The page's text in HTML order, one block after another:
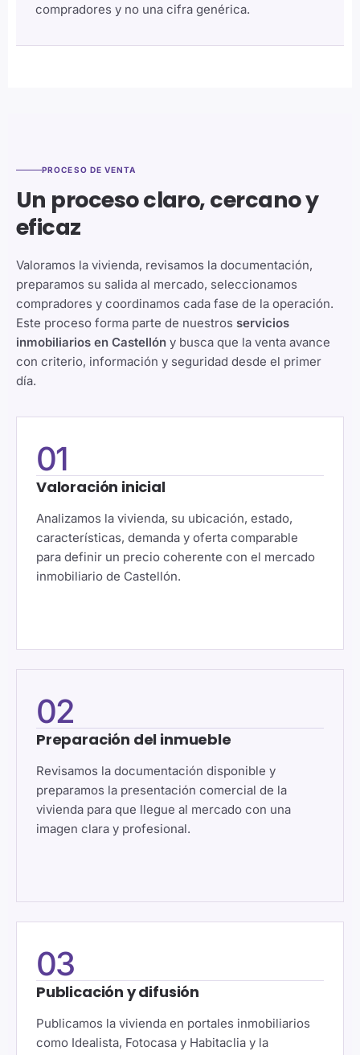
compradores y no una cifra genérica.
PROCESO DE VENTA
Un proceso claro, cercano y
eficaz
Valoramos la vivienda, revisamos la documentación,
preparamos su salida al mercado, seleccionamos
compradores y coordinamos cada fase de la operación.
Este proceso forma parte de nuestros servicios
inmobiliarios en Castellón y busca que la venta avance
con criterio, información y seguridad desde el primer
día.
01
Valoración inicial
Analizamos la vivienda, su ubicación, estado,
características, demanda y oferta comparable
para definir un precio coherente con el mercado
inmobiliario de Castellón.
02
Preparación del inmueble
Revisamos la documentación disponible y
preparamos la presentación comercial de la
vivienda para que llegue al mercado con una
imagen clara y profesional.
03
Publicación y difusión
Publicamos la vivienda en portales inmobiliarios
como Idealista, Fotocasa y Habitaclia y la